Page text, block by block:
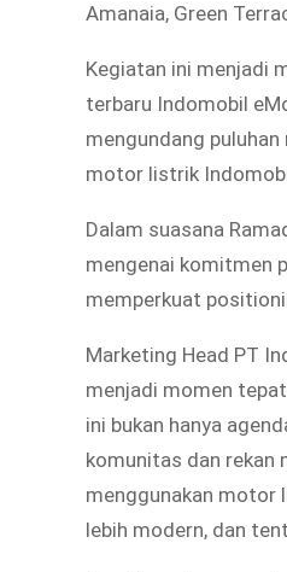
Amanaia, Green
Kegiatan ini menjadi
terbaru Indomobil
mengundang
motor listrik
Dalam suasana
mengenai komitmen
memperkuat
Marketing Head PT
menjadi momen
ini bukan hanya
komunitas dan rekan
menggunakan motor
lebih modern, dan